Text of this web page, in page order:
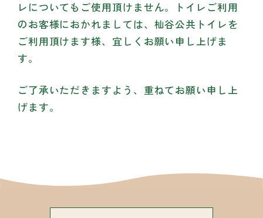
レについてもご使用頂けません。トイレご利用
のお客様におかれましては、杣谷公共トイレを
ご利用頂けます様、宜しくお願い申し上げま
す。
ご了承いただきますよう、重ねてお願い申し上
げます。